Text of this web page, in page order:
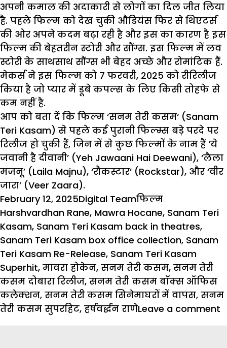
अपनी कमाल की अदाकारी से लोगों का दिल जीत लिया
है. पहले फिल्म को देख चुकी औडियंस फिर से थिएटर्स
की ओर अपने कदम बढ़ा रही है और इस का कारण है इस
फिल्म की बेहतरीन स्टोरी और सौंग्स. इस फिल्म में लव
स्टोरी के साथसाथ सौंग्स भी बेहद अच्छे और रोमांटिक हैं.
मेकर्स ने इस फिल्म को 7 फरवरी, 2025 को रीरिलीज
किया है जो प्यार में डूबे कपल्स के लिए किसी तोहफे से
कम नहीं है.
आप को बता दें कि फिल्म ‘सनम तेरी कसम‘ (Sanam
Teri Kasam) से पहले कई पुरानी फिल्म्स बड़े परदे पर
रिलीज हो चुकी हैं, जिन में से कुछ फिल्मों के नाम हैं ‘ये
जवानी है दीवानी’ (Yeh Jawaani Hai Deewani), ‘लैला
मजनू’ (Laila Majnu), ‘रौकस्टार’ (Rockstar), और ‘वीर
जारा’ (Veer Zaara).
Posted
on
February 12, 2025Author
Digital TeamCategories
फिल्मTags
Harshvardhan Rane, Mawra Hocane, Sanam Teri
Kasam, Sanam Teri Kasam back in theatres,
Sanam Teri Kasam box office collection, Sanam
Teri Kasam Re-Release, Sanam Teri Kasam
Superhit, मावरा होकेन, सनम तेरी कसम, सनम तेरी
कसम दोबारा रिलीज, सनम तेरी कसम बॉक्स ऑफिस
कलेक्शन, सनम तेरी कसम सिनेमाघरों में वापस, सनम
तेरी कसम सुपरहिट, हर्षवर्द्धन राणेLeave a comment